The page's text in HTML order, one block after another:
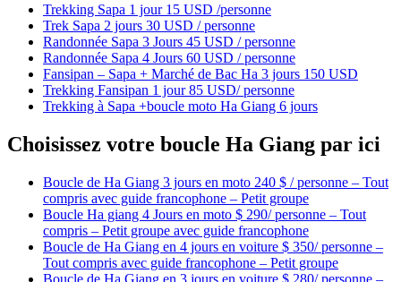
Trekking Sapa 1 jour 15 USD /personne
Trek Sapa 2 jours 30 USD / personne
Randonnée Sapa 3 Jours 45 USD / personne
Randonnée Sapa 4 Jours 60 USD / personne
Fansipan – Sapa + Marché de Bac Ha 3 jours 150 USD
Trekking Fansipan 1 jour 85 USD/ personne
Trekking à Sapa +boucle moto Ha Giang 6 jours
Choisissez votre boucle Ha Giang par ici
Boucle de Ha Giang 3 jours en moto 240 $ / personne – Tout
compris avec guide francophone – Petit groupe
Boucle Ha giang 4 Jours en moto $ 290/ personne – Tout
compris – Petit groupe avec guide francophone
Boucle de Ha Giang en 4 jours en voiture $ 350/ personne –
Tout compris avec guide francophone – Petit groupe
Boucle de Ha Giang en 3 jours en voiture $ 280/ personne –